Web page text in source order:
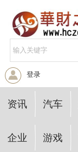
登录
资讯 汽车
企业 游戏